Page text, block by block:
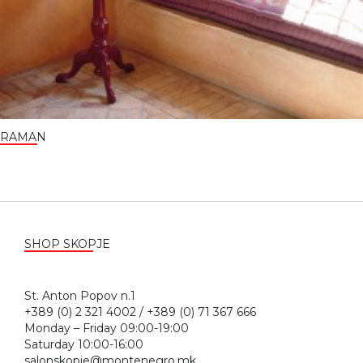
RAMAN
SHOP SKOPJE
St. Anton Popov n.1
+389 (0) 2 321 4002 / +389 (0) 71 367 666
Monday – Friday 09:00-19:00
Saturday 10:00-16:00